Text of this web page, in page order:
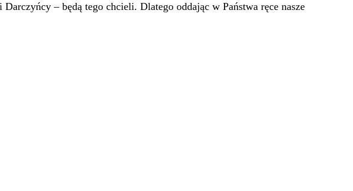
– będą tego chcieli. Dlatego oddając w Państwa ręce nasze